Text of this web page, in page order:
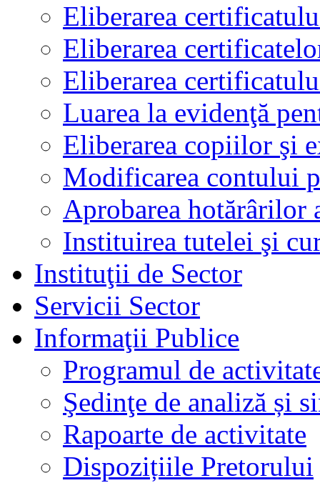
Eliberarea
Eliberarea
Eliberarea
Luarea la evidenţă
Eliberarea copiilor şi
Modificarea contului
Aprobarea hotărârilor
Instituirea tutelei şi
Instituţii de Sector
Servicii Sector
Informaţii Publice
Programul de
Şedinţe de analiză și
Rapoarte de activitate
Dispozițiile Pretorului